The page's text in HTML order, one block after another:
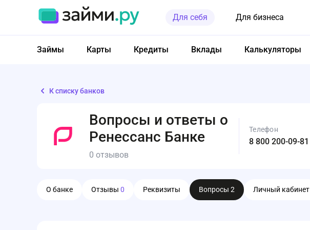
Для себя Для бизнеса
Займы Карты Кредиты Вклады Калькуляторы
К списку банков
Вопросы и ответы о
Ренессанс Банке
0 отзывов
Телефон
8 800 200-09-81
О банке Отзывы 0 Реквизиты Вопросы 2 Личный кабинет